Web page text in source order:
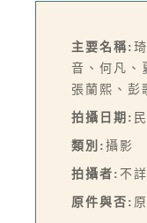
主要名稱:
音、何凡、
張蘭熙、彭
拍攝日期:
類別: 攝影
拍攝者: 不詳
原件與否: